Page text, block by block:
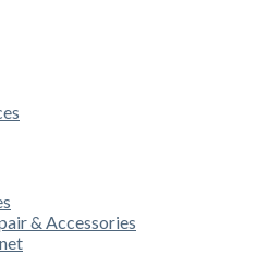
& Accessories